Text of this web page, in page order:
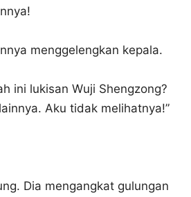
menggelengkan kepala.
ini lukisan Wuji Shengzong?
Aku tidak melihatnya!”
Dia mengangkat gulungan